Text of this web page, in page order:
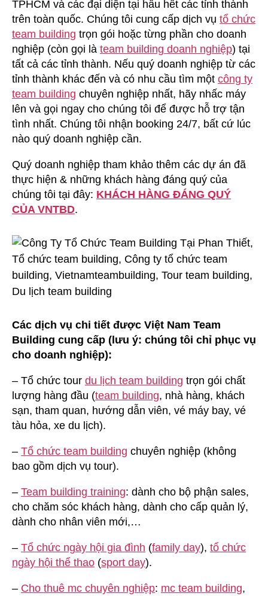
TPHCM và các đại diện tại hầu hết các tỉnh thành
trên toàn quốc. Chúng tôi cung cấp dịch vụ tổ chức
team building trọn gói hoặc từng phần cho doanh
nghiệp (còn gọi là team building doanh nghiệp) tại
tất cả các tỉnh thành. Nếu quý doanh nghiệp từ các
tỉnh thành khác đến và có nhu cầu tìm một công ty
team building chuyên nghiệp nhất, hãy nhấc máy
lên và gọi ngay cho chúng tôi để được hỗ trợ tận
tình nhất. Chúng tôi nhận booking 24/7, bất cứ lúc
nào quý doanh nghiệp cần.
Quý doanh nghiệp tham khảo thêm các dự án đã
thực hiện & những khách hàng đáng quý của
chúng tôi tại đây: KHÁCH HÀNG ĐÁNG QUÝ
CỦA VNTBD.
Các dịch vụ chi tiết được Việt Nam Team
Building cung cấp (lưu ý: chúng tôi chỉ phục vụ
cho doanh nghiệp):
– Tổ chức tour du lịch team building trọn gói chất
lượng hàng đầu (team building, nhà hàng, khách
sạn, tham quan, hướng dẫn viên, vé máy bay, vé
tàu hỏa, xe du lịch).
– Tổ chức team building chuyên nghiệp (không
bao gồm dịch vụ tour).
– Team building training: dành cho bộ phận sales,
cho chăm sóc khách hàng, dành cho cấp quản lý,
dành cho nhân viên mới,…
– Tổ chức ngày hội gia đình (family day), tổ chức
ngày hội thể thao (sport day).
– Cho thuê mc chuyên nghiệp: mc team building,